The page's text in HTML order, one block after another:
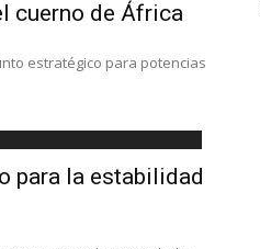
cuerno de África
estratégico para potencias
para la estabilidad